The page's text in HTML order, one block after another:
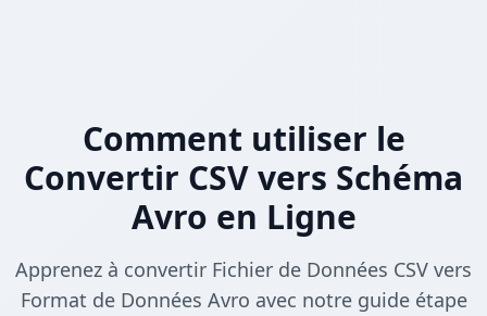
Comment utiliser le
Convertir CSV vers Schéma
Avro en Ligne
Apprenez à convertir Fichier de Données CSV vers
Format de Données Avro avec notre guide étape